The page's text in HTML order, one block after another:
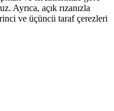
Ayrıca, açık rızanızla
ve üçüncü taraf çerezleri